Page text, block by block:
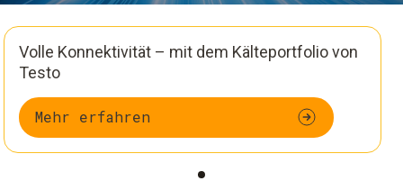
Volle Konnektivität – mit dem Kälteportfolio von
Testo
Mehr erfahren